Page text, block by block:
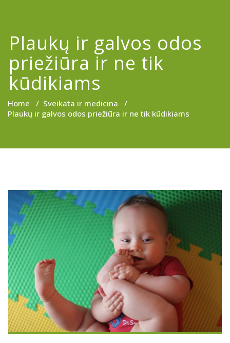
Plaukų ir galvos odos
priežiūra ir ne tik
kūdikiams
Home / Sveikata ir medicina /
Plaukų ir galvos odos priežiūra ir ne tik kūdikiams